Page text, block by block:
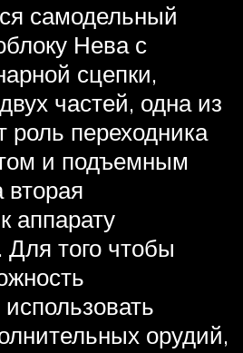
самодельный
Нева с
сцепки,
частей, одна из
роль переходника
и подъемным
аппарату
Для того чтобы
орудий,